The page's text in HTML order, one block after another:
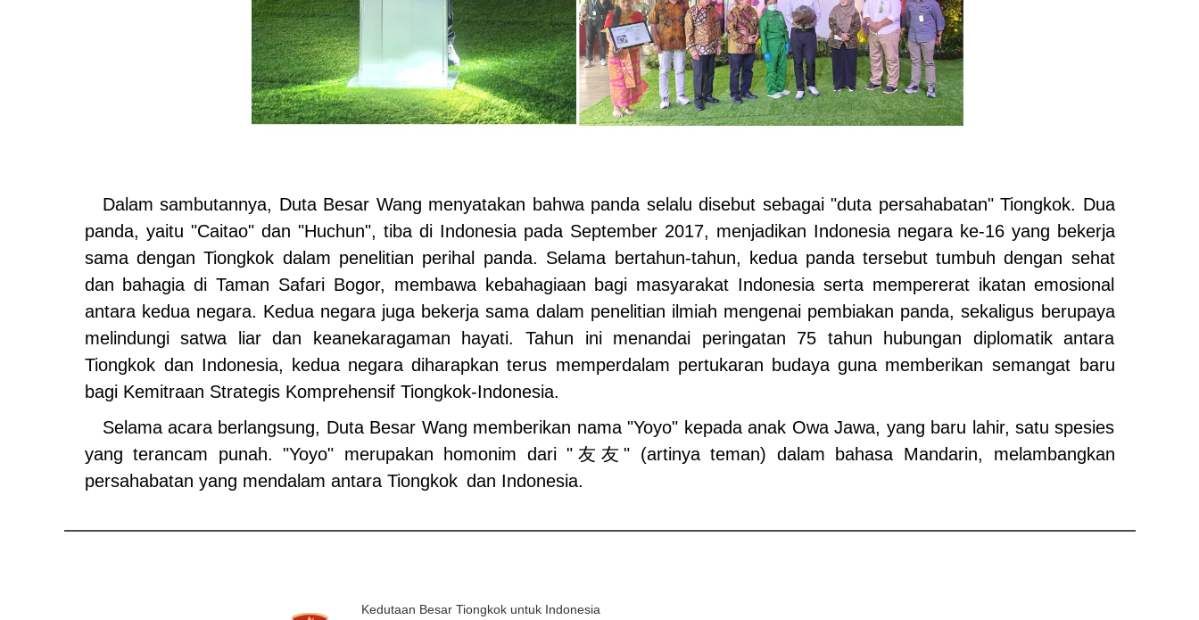
Dalam sambutannya, Duta Besar Wang menyatakan bahwa panda selalu disebut sebagai "duta persahabatan" Tiongkok. Dua
panda, yaitu "Caitao" dan "Huchun", tiba di Indonesia pada September 2017, menjadikan Indonesia negara ke-16 yang bekerja
sama dengan Tiongkok dalam penelitian perihal panda. Selama bertahun-tahun, kedua panda tersebut tumbuh dengan sehat
dan bahagia di Taman Safari Bogor, membawa kebahagiaan bagi masyarakat Indonesia serta mempererat ikatan emosional
antara kedua negara. Kedua negara juga bekerja sama dalam penelitian ilmiah mengenai pembiakan panda, sekaligus berupaya
melindungi satwa liar dan keanekaragaman hayati. Tahun ini menandai peringatan 75 tahun hubungan diplomatik antara
Tiongkok dan Indonesia, kedua negara diharapkan terus memperdalam pertukaran budaya guna memberikan semangat baru
bagi Kemitraan Strategis Komprehensif Tiongkok-Indonesia.
Selama acara berlangsung, Duta Besar Wang memberikan nama "Yoyo" kepada anak Owa Jawa, yang baru lahir, satu spesies
yang terancam punah. "Yoyo" merupakan homonim dari "友友" (artinya teman) dalam bahasa Mandarin, melambangkan
persahabatan yang mendalam antara Tiongkok dan Indonesia.
Kedutaan Besar Tiongkok untuk Indonesia